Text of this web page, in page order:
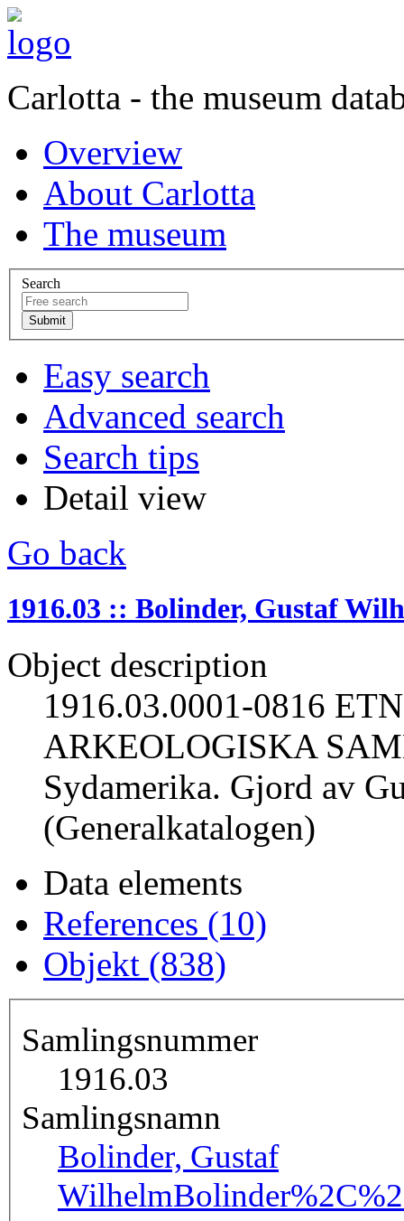
Carlotta - the museum
Overview
About Carlotta
The museum
Search
Easy search
Advanced search
Search tips
Detail view
Go back
1916.03 :: Bolinder, Gustaf
Object description
1916.03.0001-0816
ARKEOLOGISKA
Sydamerika. Gjord av
(Generalkatalogen)
Data elements
References (10)
Objekt (838)
Samlingsnummer
1916.03
Samlingsnamn
Bolinder, Gustaf
Wilhelm